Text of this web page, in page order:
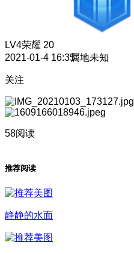
LV4荣耀 20
2021-01-4 16:35属地未知
关注
58阅读
推荐阅读
静静的水面